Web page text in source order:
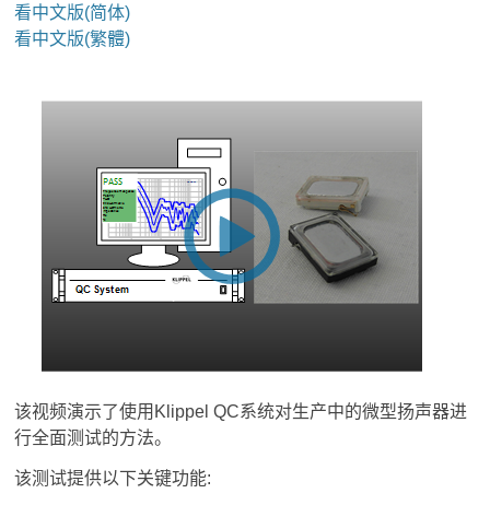
看中文版(简体)
看中文版(繁體)
该视频演示了使用Klippel QC系统对生产中的微型扬声器进
行全面测试的方法。
该测试提供以下关键功能: